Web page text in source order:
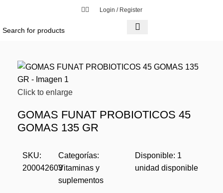
Login / Register
Click to enlarge
GOMAS FUNAT PROBIOTICOS 45
GOMAS 135 GR
SKU:
200042603
Categorías:
Vitaminas y
suplementos
Disponible: 1
unidad disponible